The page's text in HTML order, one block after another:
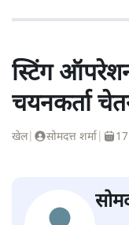
स्टिंग
चयनकर्ता
| |